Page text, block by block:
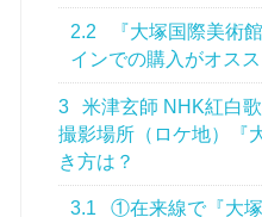
2.2
『大塚国際美術
インでの購入がオスス
3
米津玄師 NHK紅白
撮影場所（ロケ地）『
き方は？
3.1
①在来線で『大